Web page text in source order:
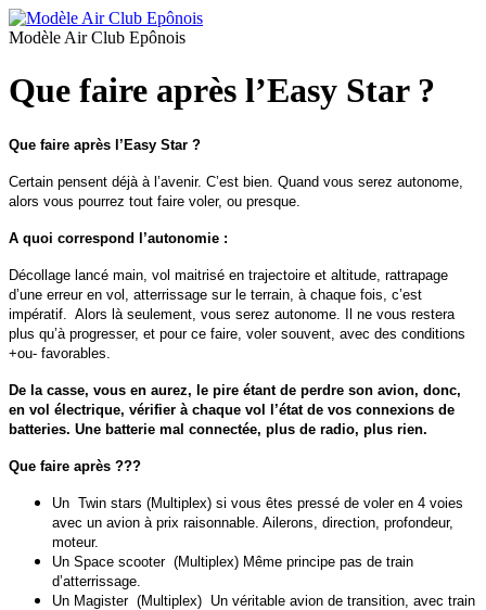
Modèle Air Club Epônois
Que faire après l’Easy Star ?
Que faire après l’Easy Star ?
Certain pensent déjà à l’avenir. C’est bien. Quand vous serez autonome,
alors vous pourrez tout faire voler, ou presque.
A quoi correspond l’autonomie :
Décollage lancé main, vol maitrisé en trajectoire et altitude, rattrapage
d’une erreur en vol, atterrissage sur le terrain, à chaque fois, c’est
impératif. Alors là seulement, vous serez autonome. Il ne vous restera
plus qu’à progresser, et pour ce faire, voler souvent, avec des conditions
+ou- favorables.
De la casse, vous en aurez, le pire étant de perdre son avion, donc,
en vol électrique, vérifier à chaque vol l’état de vos connexions de
batteries. Une batterie mal connectée, plus de radio, plus rien.
Que faire après ???
Un Twin stars (Multiplex) si vous êtes pressé de voler en 4 voies
avec un avion à prix raisonnable. Ailerons, direction, profondeur,
moteur.
Un Space scooter (Multiplex) Même principe pas de train
d’atterrissage.
Un Magister (Multiplex) Un véritable avion de transition, avec train